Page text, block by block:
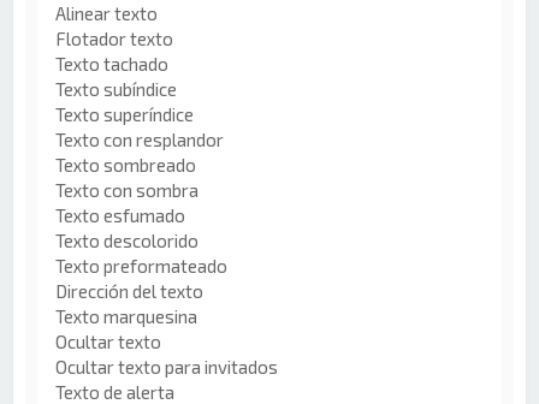
Alinear texto
Flotador texto
Texto tachado
Texto subíndice
Texto superíndice
Texto con resplandor
Texto sombreado
Texto con sombra
Texto esfumado
Texto descolorido
Texto preformateado
Dirección del texto
Texto marquesina
Ocultar texto
Ocultar texto para invitados
Texto de alerta